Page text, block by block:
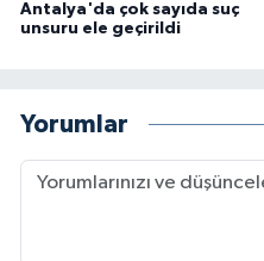
Antalya'da çok sayıda suç
unsuru ele geçirildi
Yorumlar